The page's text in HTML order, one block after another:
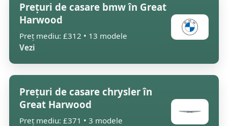
Prețuri de casare bmw în Great
Harwood
Preț mediu: £312 • 13 modele
Vezi
Prețuri de casare chrysler în
Great Harwood
Preț mediu: £371 • 3 modele